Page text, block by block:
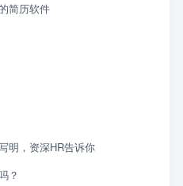
简历软件
明，资深HR告诉你
？